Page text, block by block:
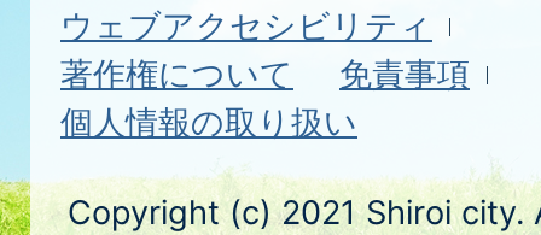
ウェブアクセシビリティ
著作権について
免責事項
個人情報の取り扱い
Copyright (c) 2021 Shiroi city.